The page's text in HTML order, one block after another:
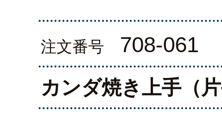
注文番号 708-061
カンダ焼き上手（